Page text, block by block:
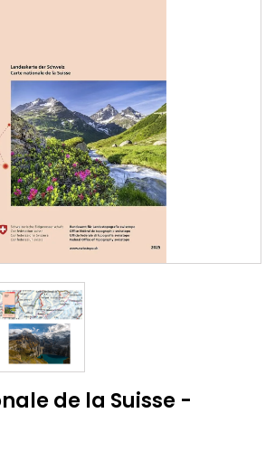
de la Suisse -